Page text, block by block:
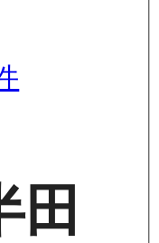
田